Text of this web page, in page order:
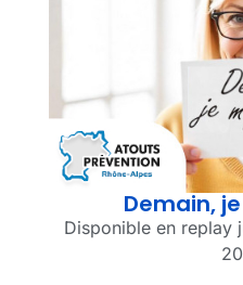
Demain,
Disponible en replay